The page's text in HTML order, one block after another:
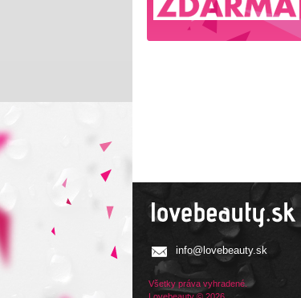
info@lovebeauty.sk
Všetky práva vyhradené.